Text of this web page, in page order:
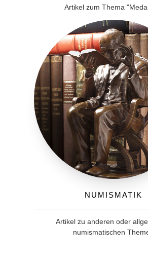
Artikel zum Thema
Numismatik
Artikel zu anderen oder
numismatischen